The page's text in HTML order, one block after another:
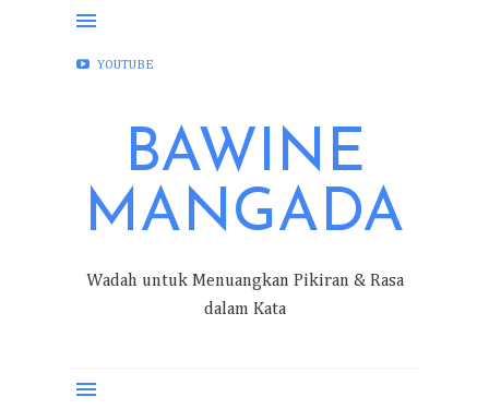
FACEBOOK
YOUTUBE
BAWINE
MANGADA
Wadah untuk Menuangkan Pikiran & Rasa
dalam Kata